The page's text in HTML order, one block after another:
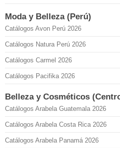
Moda y Belleza (Perú)
Catálogos Avon Perú 2026
Catálogos Natura Perú 2026
Catálogos Carmel 2026
Catálogos Pacifika 2026
Belleza y Cosméticos
Catálogos Arabela Guatemala 2026
Catálogos Arabela Costa Rica 2026
Catálogos Arabela Panamá 2026